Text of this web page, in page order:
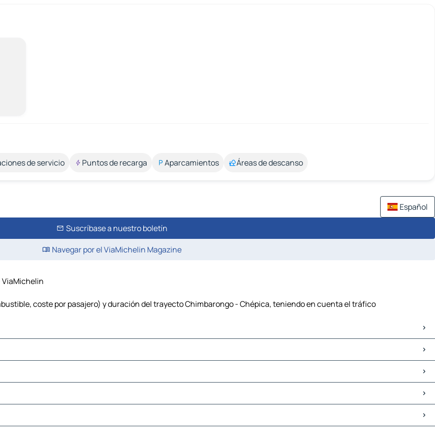
de servicio Puntos de recarga Aparcamientos Áreas de descanso
Español
Suscríbase a nuestro boletín
Navegar por el ViaMichelin Magazine
ViaMichelin
coste por pasajero) y duración del trayecto Chimbarongo - Chépica, teniendo en cuenta el tráfico